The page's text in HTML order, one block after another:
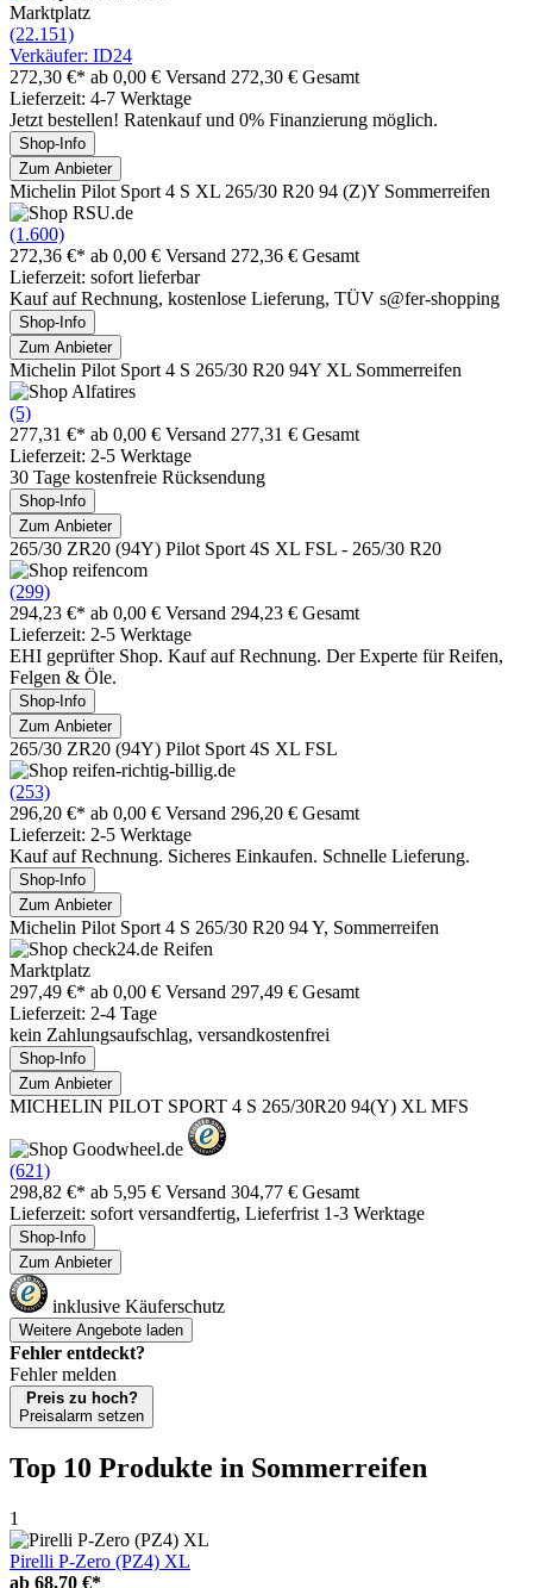
Marktplatz
(22.151)
Verkäufer: ID24
272,30 €* ab 0,00 € Versand 272,30 € Gesamt
Lieferzeit: 4-7 Werktage
Jetzt bestellen! Ratenkauf und 0% Finanzierung möglich.
Shop-Info
Zum Anbieter
Michelin Pilot Sport 4 S XL 265/30 R20 94 (Z)Y Sommerreifen
(1.600)
272,36 €* ab 0,00 € Versand 272,36 € Gesamt
Lieferzeit: sofort lieferbar
Kauf auf Rechnung, kostenlose Lieferung, TÜV s@fer-shopping
Shop-Info
Zum Anbieter
Michelin Pilot Sport 4 S 265/30 R20 94Y XL Sommerreifen
(5)
277,31 €* ab 0,00 € Versand 277,31 € Gesamt
Lieferzeit: 2-5 Werktage
30 Tage kostenfreie Rücksendung
Shop-Info
Zum Anbieter
265/30 ZR20 (94Y) Pilot Sport 4S XL FSL - 265/30 R20
(299)
294,23 €* ab 0,00 € Versand 294,23 € Gesamt
Lieferzeit: 2-5 Werktage
EHI geprüfter Shop. Kauf auf Rechnung. Der Experte für Reifen,
Felgen & Öle.
Shop-Info
Zum Anbieter
265/30 ZR20 (94Y) Pilot Sport 4S XL FSL
(253)
296,20 €* ab 0,00 € Versand 296,20 € Gesamt
Lieferzeit: 2-5 Werktage
Kauf auf Rechnung. Sicheres Einkaufen. Schnelle Lieferung.
Shop-Info
Zum Anbieter
Michelin Pilot Sport 4 S 265/30 R20 94 Y, Sommerreifen
Marktplatz
297,49 €* ab 0,00 € Versand 297,49 € Gesamt
Lieferzeit: 2-4 Tage
kein Zahlungsaufschlag, versandkostenfrei
Shop-Info
Zum Anbieter
MICHELIN PILOT SPORT 4 S 265/30R20 94(Y) XL MFS
(621)
298,82 €* ab 5,95 € Versand 304,77 € Gesamt
Lieferzeit: sofort versandfertig, Lieferfrist 1-3 Werktage
Shop-Info
Zum Anbieter
inklusive Käuferschutz
Weitere Angebote laden
Fehler entdeckt?
Fehler melden
Preis zu hoch?
Preisalarm setzen
Top 10 Produkte in Sommerreifen
1
Pirelli P-Zero (PZ4) XL
ab 68,70 €*